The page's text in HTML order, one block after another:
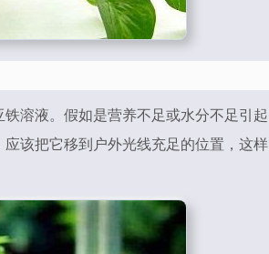
溶液。假如是营养不足或水分不足引起
该把它移到户外光线充足的位置，这样